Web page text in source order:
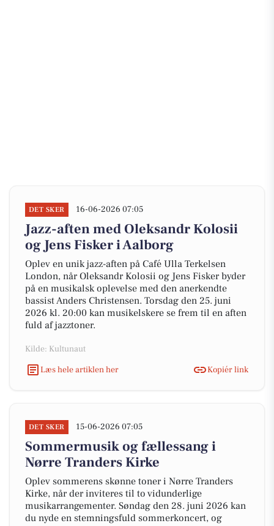
DET SKER 16-06-2026 07:05
Jazz-aften med Oleksandr Kolosii
og Jens Fisker i Aalborg
Oplev en unik jazz-aften på Café Ulla Terkelsen
London, når Oleksandr Kolosii og Jens Fisker byder
på en musikalsk oplevelse med den anerkendte
bassist Anders Christensen. Torsdag den 25. juni
2026 kl. 20:00 kan musikelskere se frem til en aften
fuld af jazztoner.
Kilde: Kultunaut
Læs hele artiklen her
Kopiér link
DET SKER 15-06-2026 07:05
Sommermusik og fællessang i
Nørre Tranders Kirke
Oplev sommerens skønne toner i Nørre Tranders
Kirke, når der inviteres til to vidunderlige
musikarrangementer. Søndag den 28. juni 2026 kan
du nyde en stemningsfuld sommerkoncert, og